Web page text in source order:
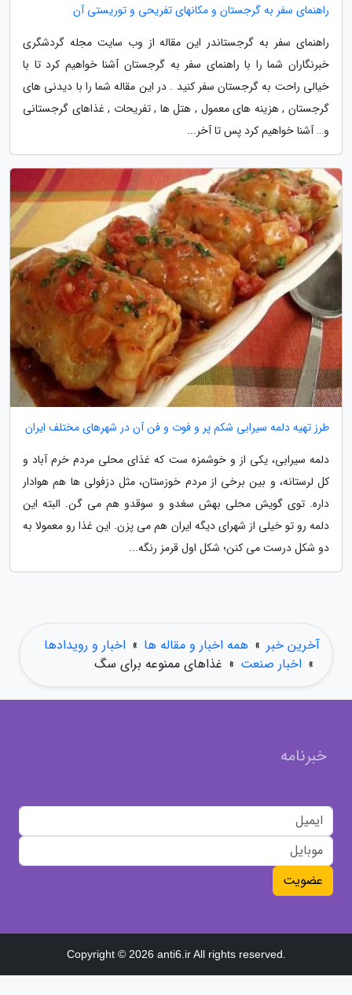
راهنمای سفر به گرجستان و مکانهای تفریحی و توریستی آن
راهنمای سفر به گرجستاندر این مقاله از وب سایت مجله گردشگری
خبرنگاران شما را با راهنمای سفر به گرجستان آشنا خواهیم کرد تا با
خیالی راحت به گرجستان سفر کنید . در این مقاله شما را با دیدنی های
گرجستان , هزینه های معمول , هتل ها , تفریحات , غذاهای گرجستانی
و… آشنا خواهیم کرد پس تا آخر...
طرز تهیه دلمه سیرابی شکم پر و فوت و فن آن در شهرهای مختلف ایران
دلمه سیرابی، یکی از و خوشمزه ست که غذای محلی مردم خرم آباد و
کل لرستانه، و بین برخی از مردم خوزستان، مثل دزفولی ها هم هوادار
داره. توی گویش محلی بهش سغدو و سوقدو هم می گن. البته این
دلمه رو تو خیلی از شهرای دیگه ایران هم می پزن. این غذا رو معمولا به
دو شکل درست می کنن؛ شکل اول قرمز رنگه...
آخرین خبر » همه اخبار و مقاله ها » اخبار و رویدادها
» اخبار صنعت » غذاهای ممنوعه برای سگ
خبرنامه
عضویت
Copyright © 2026 anti6.ir All rights reserved.